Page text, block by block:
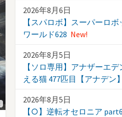
2026年8月6日
【スパロボ】スーパーロボ
ワールド628 New!
2026年8月5日
【ソロ専用】アナザーエデ
える猫 477匹目【アナデン】
2026年8月5日
【○】逆転オセロニア